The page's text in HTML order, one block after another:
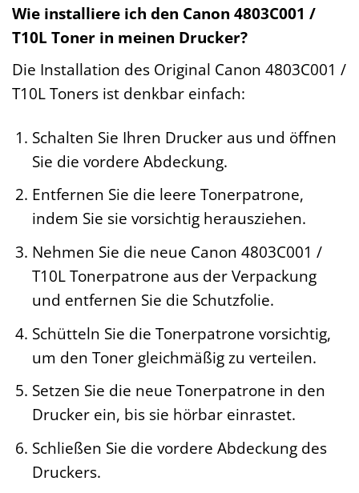
Wie installiere ich den Canon 4803C001 /
T10L Toner in meinen Drucker?
Die Installation des Original Canon 4803C001 /
T10L Toners ist denkbar einfach:
Schalten Sie Ihren Drucker aus und öffnen
Sie die vordere Abdeckung.
Entfernen Sie die leere Tonerpatrone,
indem Sie sie vorsichtig herausziehen.
Nehmen Sie die neue Canon 4803C001 /
T10L Tonerpatrone aus der Verpackung
und entfernen Sie die Schutzfolie.
Schütteln Sie die Tonerpatrone vorsichtig,
um den Toner gleichmäßig zu verteilen.
Setzen Sie die neue Tonerpatrone in den
Drucker ein, bis sie hörbar einrastet.
Schließen Sie die vordere Abdeckung des
Druckers.